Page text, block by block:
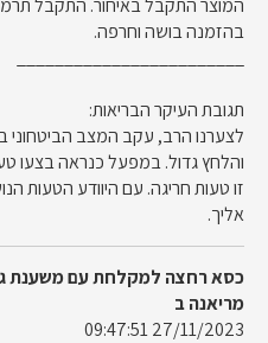
המוצר התקבל באיחור. התקבל
בהזמנה בושה וחרפה.
תגובת העיקר הבריאות:
לצערנו הרב, עקב המצב
והלחץ גדול. במפעל כנראה בצעו
זו טעות חריגה. עם היוודע הטעות
אליך.
כסא רחצה למקלחת עם משענת
מריאנה ב
27/11/2023 09:47:51